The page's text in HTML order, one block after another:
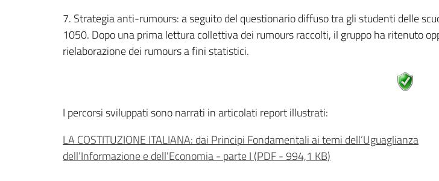
7. Strategia anti-rumours: a seguito del questionario diffuso tra gli studenti delle
1050. Dopo una prima lettura collettiva dei rumours raccolti, il gruppo ha ritenuto
rielaborazione dei rumours a fini statistici.
I percorsi sviluppati sono narrati in articolati report illustrati:
LA COSTITUZIONE ITALIANA: dai Principi Fondamentali ai temi dell’Uguaglianza
dell’Informazione e dell’Economia - parte I (PDF-994,1 KB)